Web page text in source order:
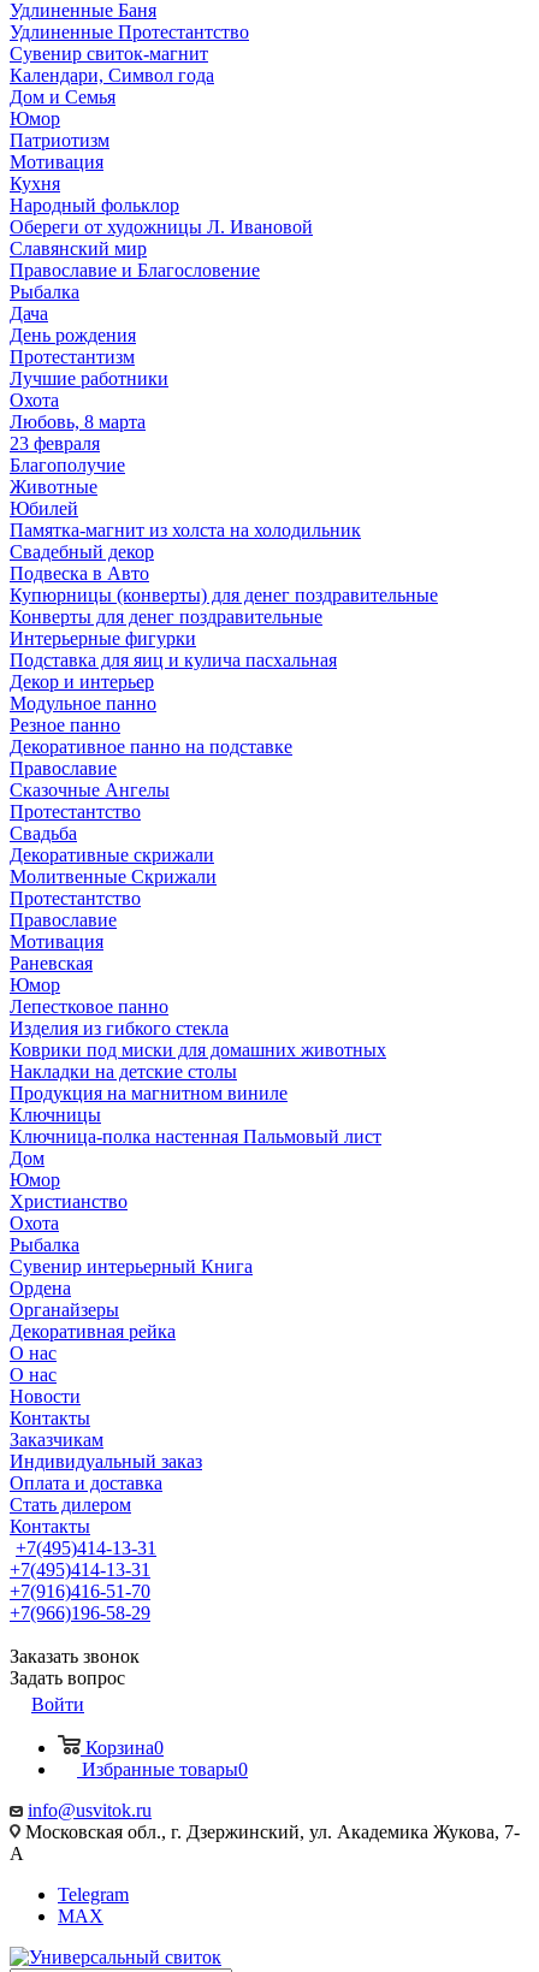
Удлиненные Баня
Удлиненные Протестантство
Сувенир свиток-магнит
Календари, Символ года
Дом и Семья
Юмор
Патриотизм
Мотивация
Кухня
Народный фольклор
Обереги от художницы Л. Ивановой
Славянский мир
Православие и Благословение
Рыбалка
Дача
День рождения
Протестантизм
Лучшие работники
Охота
Любовь, 8 марта
23 февраля
Благополучие
Животные
Юбилей
Памятка-магнит из холста на холодильник
Свадебный декор
Подвеска в Авто
Купюрницы (конверты) для денег поздравительные
Конверты для денег поздравительные
Интерьерные фигурки
Подставка для яиц и кулича пасхальная
Декор и интерьер
Модульное панно
Резное панно
Декоративное панно на подставке
Православие
Сказочные Ангелы
Протестантство
Свадьба
Декоративные скрижали
Молитвенные Скрижали
Протестантство
Православие
Мотивация
Раневская
Юмор
Лепестковое панно
Изделия из гибкого стекла
Коврики под миски для домашних животных
Накладки на детские столы
Продукция на магнитном виниле
Ключницы
Ключница-полка настенная Пальмовый лист
Дом
Юмор
Христианство
Охота
Рыбалка
Сувенир интерьерный Книга
Ордена
Органайзеры
Декоративная рейка
О нас
О нас
Новости
Контакты
Заказчикам
Индивидуальный заказ
Оплата и доставка
Стать дилером
Контакты
+7(495)414-13-31
+7(495)414-13-31
+7(916)416-51-70
+7(966)196-58-29
Заказать звонок
Задать вопрос
Войти
Корзина0
Избранные товары0
info@usvitok.ru
Московская обл., г. Дзержинский, ул. Академика Жукова, 7-
А
Telegram
MAX